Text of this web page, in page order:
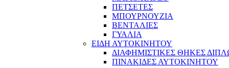
ΠΕΤΣΕΤΕΣ
ΜΠΟΥΡΝΟΥΖΙΑ
ΒΕΝΤΑΛΙΕΣ
ΓΥΑΛΙΑ
ΕΙΔΗ ΑΥΤΟΚΙΝΗΤΟΥ
ΔΙΑΦΗΜΙΣΤΙΚΕΣ ΘΗΚΕΣ
ΠΙΝΑΚΙΔΕΣ ΑΥΤΟΚΙΝΗΤΟΥ